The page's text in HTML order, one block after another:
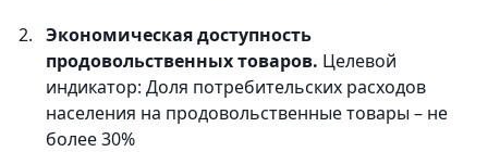
Экономическая доступность
продовольственных товаров. Целевой
индикатор: Доля потребительских расходов
населения на продовольственные товары – не
более 30%